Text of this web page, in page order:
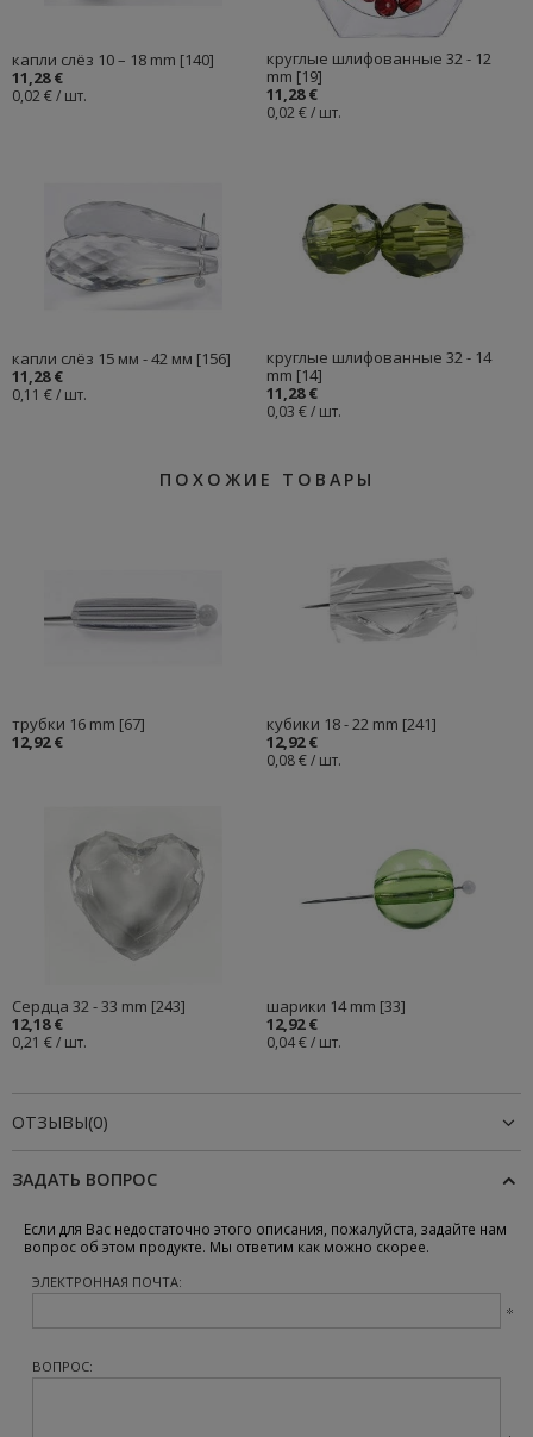
капли слёз 10 – 18 mm [140]
11,28 €
0,02 € / шт.
круглые шлифованные 32 - 12
mm [19]
11,28 €
0,02 € / шт.
капли слёз 15 мм - 42 мм [156]
11,28 €
0,11 € / шт.
круглые шлифованные 32 - 14
mm [14]
11,28 €
0,03 € / шт.
ПОХОЖИЕ ТОВАРЫ
трубки 16 mm [67]
12,92 €
кубики 18 - 22 mm [241]
12,92 €
0,08 € / шт.
Cердца 32 - 33 mm [243]
12,18 €
0,21 € / шт.
шарики 14 mm [33]
12,92 €
0,04 € / шт.
ОТЗЫВЫ(0)
ЗАДАТЬ ВОПРОС
Если для Вас недостаточно этого описания, пожалуйста, задайте нам
вопрос об этом продукте. Мы ответим как можно скорее.
ЭЛЕКТРОННАЯ ПОЧТА:
ВОПРОС: